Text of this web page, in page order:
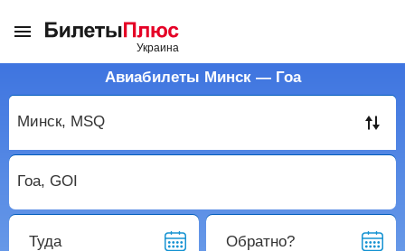
Авиабилеты Минск — Гоа
Туда Обратно?